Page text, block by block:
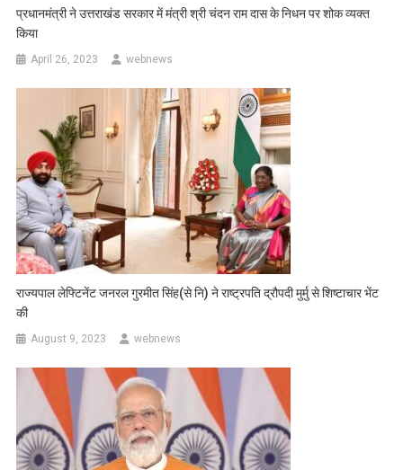
प्रधानमंत्री ने उत्तराखंड सरकार में मंत्री श्री चंदन राम दास के निधन पर शोक व्यक्त
किया
April 26, 2023 webnews
राज्यपाल लेफ्टिनेंट जनरल गुरमीत सिंह(से नि) ने राष्ट्रपति द्रौपदी मुर्मु से शिष्टाचार भेंट
की
August 9, 2023 webnews